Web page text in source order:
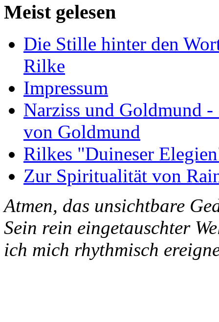
Meist gelesen
Die Stille hinter den
Rilke
Impressum
Narziss und Goldmund
von Goldmund
Rilkes "Duineser
Zur Spiritualität von
Atmen, das unsichtbare
Sein rein eingetauschter
ich mich rhythmisch